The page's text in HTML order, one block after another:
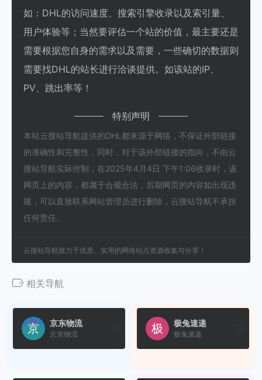
如：DHL的访问速度、搜索引擎收录以及索引量、
用户体验等；当然要评估一个站的价值，最主要还是
需要根据您自身的需求以及需要，一些确切的数据则
需要找DHL的站长进行洽谈提供。如该站的IP、
PV、跳出率等！
特别声明
本站云搜站导航提供的DHL都来源于网络，不保证外部链接
的准确性和完整性，同时，对于该外部链接的指向，不由云
搜站导航实际控制，在2025年4月4日 下午1:06收录时，该
网页上的内容，都属于合规合法，后期网页的内容如出现违
规，可以直接联系网站管理员进行删除，云搜站导航不承担
任何责任。
云搜站导航致力于优质、实用的网络站点资源收集与分享！
相关导航
京东物流
京东物流
极兔速递
极兔速递